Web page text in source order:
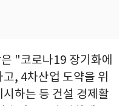
"코로나19 장기화에
, 4차산업 도약을 위
하는 등 건설 경제활